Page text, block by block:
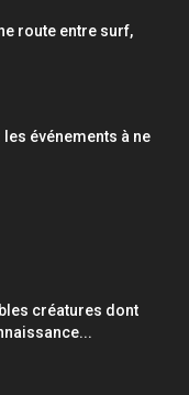
route entre surf,
événements à ne
créatures dont